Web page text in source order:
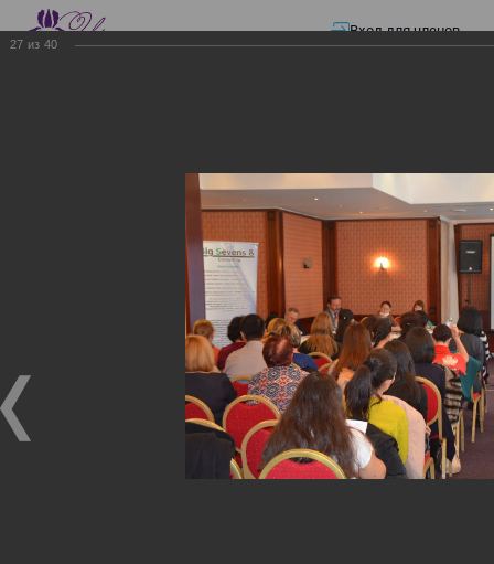
Вход для членов
Презентации—Изменения в трудовом и налоговом
законодательстве: Обязательное медицинское страхование, всеобщее
налоговое декларирование, изменения в налоговом законодательстве
2017 года в части ИПН и СН
Изменения в трудовом и
налоговом
законодательстве:
Обязательное
медицинское страхование,
27 из 40